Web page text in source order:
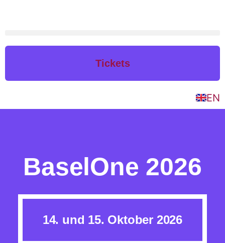
Tickets
EN
BaselOne 2026
14. und 15. Oktober 2026